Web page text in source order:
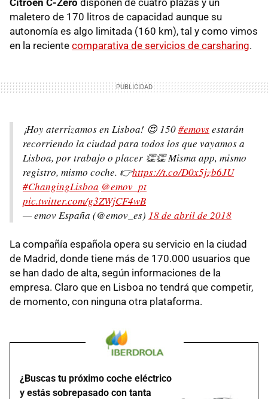
maletero de 170 litros de capacidad aunque su
autonomía es algo limitada (160 km), tal y como vimos
en la reciente comparativa de servicios de carsharing.
¡Hoy aterrizamos en Lisboa! 😍 150#emovsestarán
recorriendo la ciudad para todos los que vayamos a
Lisboa, por trabajo o placer 👏👏 Misma app, mismo
registro, mismo coche. 👉https://t.co/D0x5jzb6JU
#ChangingLisboa @emov_pt
pic.twitter.com/g3ZWjCF4wB
— emov España (@emov_es) 18 de abril de 2018
La compañía española opera su servicio en la ciudad
de Madrid, donde tiene más de 170.000 usuarios que
se han dado de alta, según informaciones de la
empresa. Claro que en Lisboa no tendrá que competir,
de momento, con ninguna otra plataforma.
¿Buscas tu próximo coche eléctrico
y estás sobrepasado con tanta